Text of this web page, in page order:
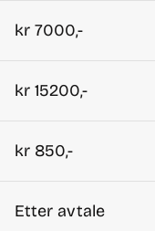
kr 7000,-
kr 15200,-
kr 850,-
Etter avtale